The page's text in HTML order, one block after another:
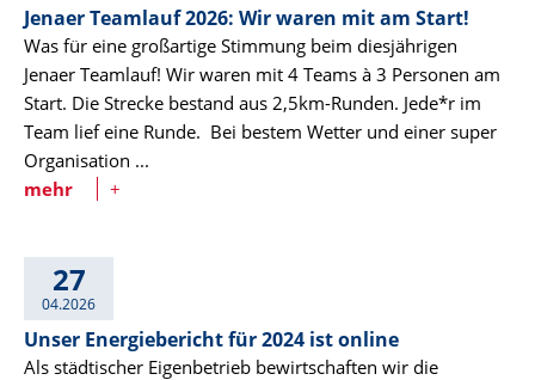
Jenaer Teamlauf 2026: Wir waren mit am Start!
Was für eine großartige Stimmung beim diesjährigen
Jenaer Teamlauf! Wir waren mit 4 Teams à 3 Personen am
Start. Die Strecke bestand aus 2,5km-Runden. Jede*r im
Team lief eine Runde. Bei bestem Wetter und einer super
Organisation ...
mehr
+
27
04.2026
Unser Energiebericht für 2024 ist online
Als städtischer Eigenbetrieb bewirtschaften wir die